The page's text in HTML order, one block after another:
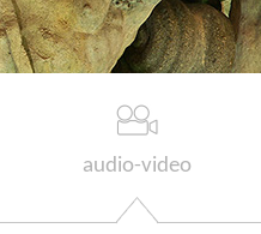
audio-video